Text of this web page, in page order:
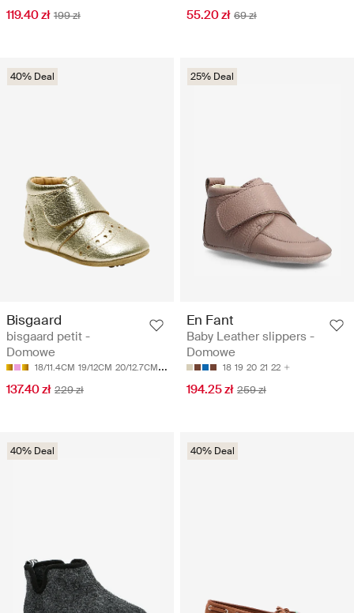
119.40 zł 199 zł 55.20 zł 69 zł
40% Deal
Bisgaard
bisgaard petit -
Domowe
18/11.4CM 19/12CM 20/12.7CM 21/13.4CM
137.40 zł 229 zł
25% Deal
En Fant
Baby Leather slippers -
Domowe
18 19 20 21 22
194.25 zł 259 zł
40% Deal 40% Deal